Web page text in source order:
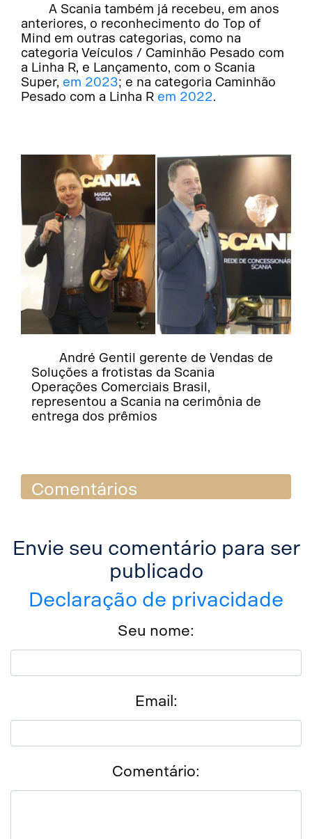
A Scania também já recebeu, em anos
anteriores, o reconhecimento do Top of
Mind em outras categorias, como na
categoria Veículos / Caminhão Pesado com
a Linha R, e Lançamento, com o Scania
Super, em 2023; e na categoria Caminhão
Pesado com a Linha R em 2022.
André Gentil gerente de Vendas de
Soluções a frotistas da Scania
Operações Comerciais Brasil,
representou a Scania na cerimônia de
entrega dos prêmios
Comentários
Envie seu comentário para ser
publicado
Declaração de privacidade
Seu nome:
Email:
Comentário: